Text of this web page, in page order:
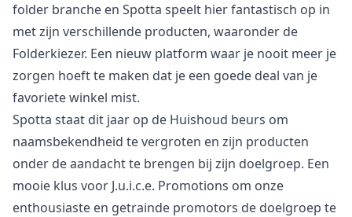
folder branche en Spotta speelt hier fantastisch op in
met zijn verschillende producten, waaronder de
Folderkiezer. Een nieuw platform waar je nooit meer je
zorgen hoeft te maken dat je een goede deal van je
favoriete winkel mist.
Spotta staat dit jaar op de Huishoud beurs om
naamsbekendheid te vergroten en zijn producten
onder de aandacht te brengen bij zijn doelgroep. Een
mooie klus voor J.u.i.c.e. Promotions om onze
enthousiaste en getrainde promotors de doelgroep te